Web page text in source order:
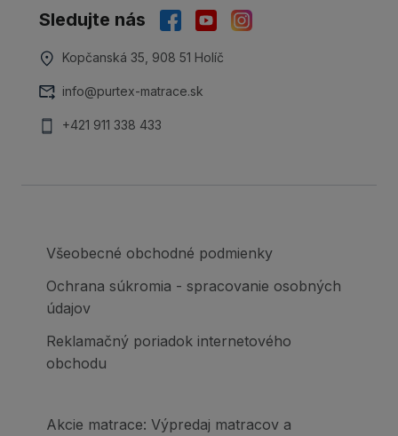
Sledujte nás
Kopčanská 35, 908 51 Holíč
info@purtex-matrace.sk
+421 911 338 433
Všeobecné obchodné podmienky
Ochrana súkromia - spracovanie osobných
údajov
Reklamačný poriadok internetového
obchodu
Akcie matrace: Výpredaj matracov a